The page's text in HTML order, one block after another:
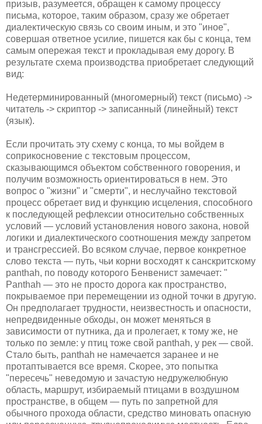
призыв, разумеется, обращен к самому процессу
письма, которое, таким образом, сразу же обретает
диалектическую связь со своим иным, и это "иное",
совершая ответное усилие, пишется как бы с конца, тем
самым опережая текст и прокладывая ему дорогу. В
результате схема производства приобретает следующий
вид:
Недетерминированный (многомерный) текст (письмо) ->
читатель -> скриптор -> записанный (линейный) текст
(язык).
Если прочитать эту схему с конца, то мы войдем в
соприкосновение с текстовым процессом,
сказывающимся объектом собственного говорения, и
получим возможность ориентироваться в нем. Это
вопрос о "жизни" и "смерти", и неслучайно текстовой
процесс обретает вид и функцию исцеления, способного
к последующей рефлексии относительно собственных
условий — условий установления нового закона, новой
логики и диалектического соотношения между запретом
и трансгрессией. Во всяком случае, первое конкретное
слово текста — путь, чьи корни восходят к санскритскому
panthah, по поводу которого Бенвенист замечает: "
Panthah — это не просто дорога как пространство,
покрываемое при перемещении из одной точки в другую.
Он предполагает трудности, неизвестность и опасности,
непредвиденные обходы, он может меняться в
зависимости от путника, да и пролегает, к тому же, не
только по земле: у птиц тоже свой panthah, у рек — свой.
Стало быть, panthah не намечается заранее и не
протаптывается все время. Скорее, это попытка
"пересечь" неведомую и зачастую недружелюбную
область, маршрут, избираемый птицами в воздушном
пространстве, в общем — путь по запретной для
обычного прохода области, средство миновать опасную